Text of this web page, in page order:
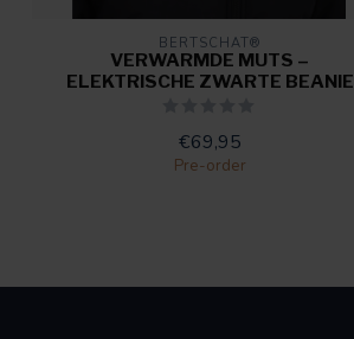
BERTSCHAT®
VERWARMDE MUTS –
ELEKTRISCHE ZWARTE BEANIE
€69,95
Pre-order